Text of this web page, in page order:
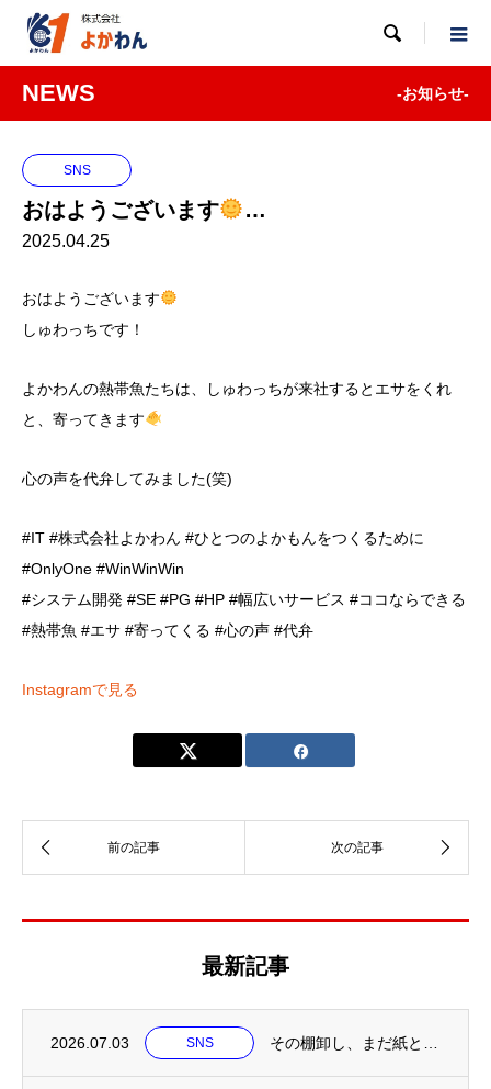

NEWS -お知らせ-
SNS
おはようございます …
2025.04.25
おはようございます
しゅわっちです！
よかわんの熱帯魚たちは、しゅわっちが来社するとエサをくれ
と、寄ってきます
心の声を代弁してみました(笑)
#IT #株式会社よかわん #ひとつのよかもんをつくるために
#OnlyOne #WinWinWin
#システム開発 #SE #PG #HP #幅広いサービス #ココならできる
#熱帯魚 #エサ #寄ってくる #心の声 #代弁
Instagramで見る
最新記事
2026.07.03 SNS その棚卸し、まだ紙と…